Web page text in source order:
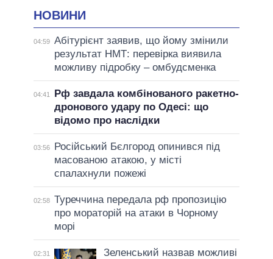
НОВИНИ
04:59 Абітурієнт заявив, що йому змінили
результат НМТ: перевірка виявила
можливу підробку – омбудсменка
04:41
Рф завдала комбінованого ракетно-
дронового удару по Одесі: що
відомо про наслідки
03:56
Російський Бєлгород опинився під
масованою атакою, у місті
спалахнули пожежі
02:58 Туреччина передала рф пропозицію
про мораторій на атаки в Чорному
морі
02:31
Зеленський назвав можливі